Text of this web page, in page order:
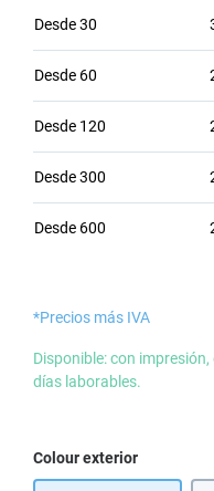
Desde30
Desde 60
Desde 120
Desde300
Desde 600
*Precios más IVA
Disponible: con
días laborables.
Seleccione
Colour exterior